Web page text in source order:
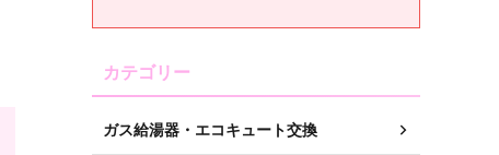
カテゴリー
ガス給湯器・エコキュート交換